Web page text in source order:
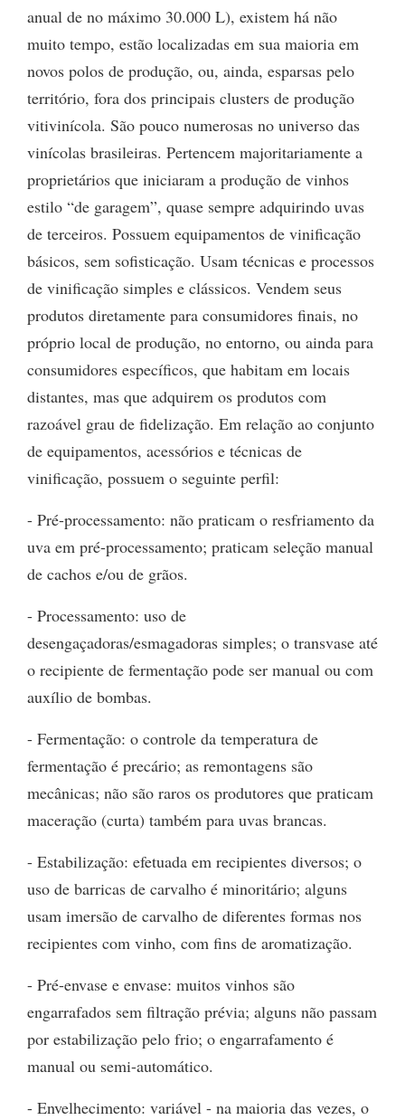
anual de no máximo 30.000 L), existem há não
muito tempo, estão localizadas em sua maioria em
novos polos de produção, ou, ainda, esparsas pelo
território, fora dos principais clusters de produção
vitivinícola. São pouco numerosas no universo das
vinícolas brasileiras. Pertencem majoritariamente a
proprietários que iniciaram a produção de vinhos
estilo “de garagem”, quase sempre adquirindo uvas
de terceiros. Possuem equipamentos de vinificação
básicos, sem sofisticação. Usam técnicas e processos
de vinificação simples e clássicos. Vendem seus
produtos diretamente para consumidores finais, no
próprio local de produção, no entorno, ou ainda para
consumidores específicos, que habitam em locais
distantes, mas que adquirem os produtos com
razoável grau de fidelização. Em relação ao conjunto
de equipamentos, acessórios e técnicas de
vinificação, possuem o seguinte perfil:
- Pré-processamento: não praticam o resfriamento da
uva em pré-processamento; praticam seleção manual
de cachos e/ou de grãos.
- Processamento: uso de
desengaçadoras/esmagadoras simples; o transvase até
o recipiente de fermentação pode ser manual ou com
auxílio de bombas.
- Fermentação: o controle da temperatura de
fermentação é precário; as remontagens são
mecânicas; não são raros os produtores que praticam
maceração (curta) também para uvas brancas.
- Estabilização: efetuada em recipientes diversos; o
uso de barricas de carvalho é minoritário; alguns
usam imersão de carvalho de diferentes formas nos
recipientes com vinho, com fins de aromatização.
- Pré-envase e envase: muitos vinhos são
engarrafados sem filtração prévia; alguns não passam
por estabilização pelo frio; o engarrafamento é
manual ou semi-automático.
- Envelhecimento: variável - na maioria das vezes, o